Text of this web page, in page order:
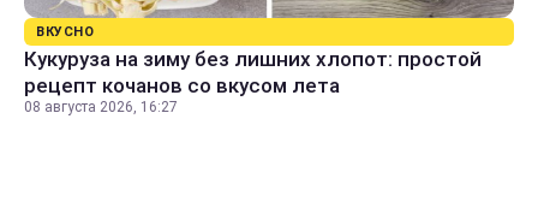
ВКУСНО
Кукуруза на зиму без лишних хлопот: простой
рецепт кочанов со вкусом лета
08 августа 2026, 16:27